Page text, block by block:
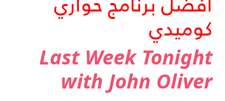
كوميدي
Last Week Tonight
with John Oliver